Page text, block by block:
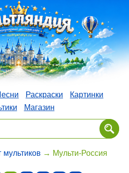
Раскраски
Картинки
Магазин
мультиков → Мульти-Россия